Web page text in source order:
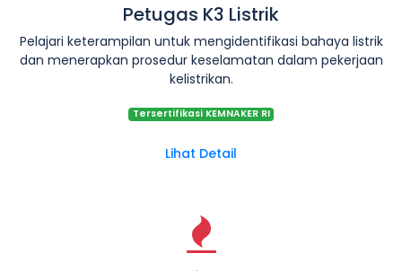
Petugas K3 Listrik
Pelajari keterampilan untuk mengidentifikasi bahaya listrik
dan menerapkan prosedur keselamatan dalam pekerjaan
kelistrikan.
Tersertifikasi KEMNAKER RI
Lihat Detail